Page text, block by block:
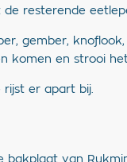
resterende
gember,
komen en strooi
rijst er apart bij.
bakplaat van